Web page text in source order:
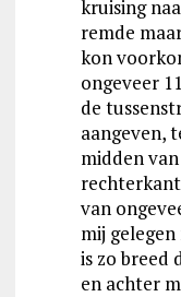
kruising
remde
kon
ongeveer
de
aangeven,
midden
van
mij
is zo breed
en achter